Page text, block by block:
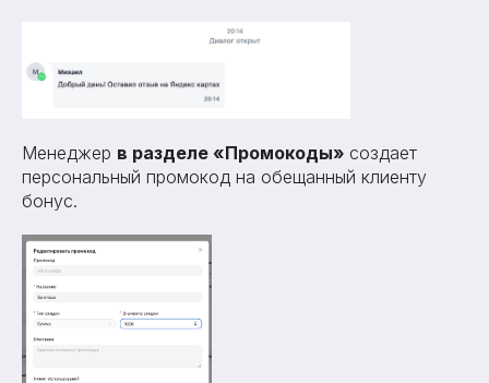
Менеджер в разделе «Промокоды» создает
персональный промокод на обещанный клиенту
бонус.